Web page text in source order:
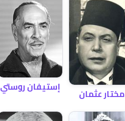
مختار عثمان إستيفان روستي